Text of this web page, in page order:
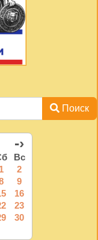
Поиск
-›
Вс
1
2
9
16
23
30